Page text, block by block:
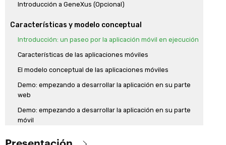
Introducción a GeneXus (Opcional)
Características y modelo conceptual
Introducción: un paseo por la aplicación móvil en ejecución
Características de las aplicaciones móviles
El modelo conceptual de las aplicaciones móviles
Demo: empezando a desarrollar la aplicación en su parte
web
Demo: empezando a desarrollar la aplicación en su parte
móvil
Arquitectura online